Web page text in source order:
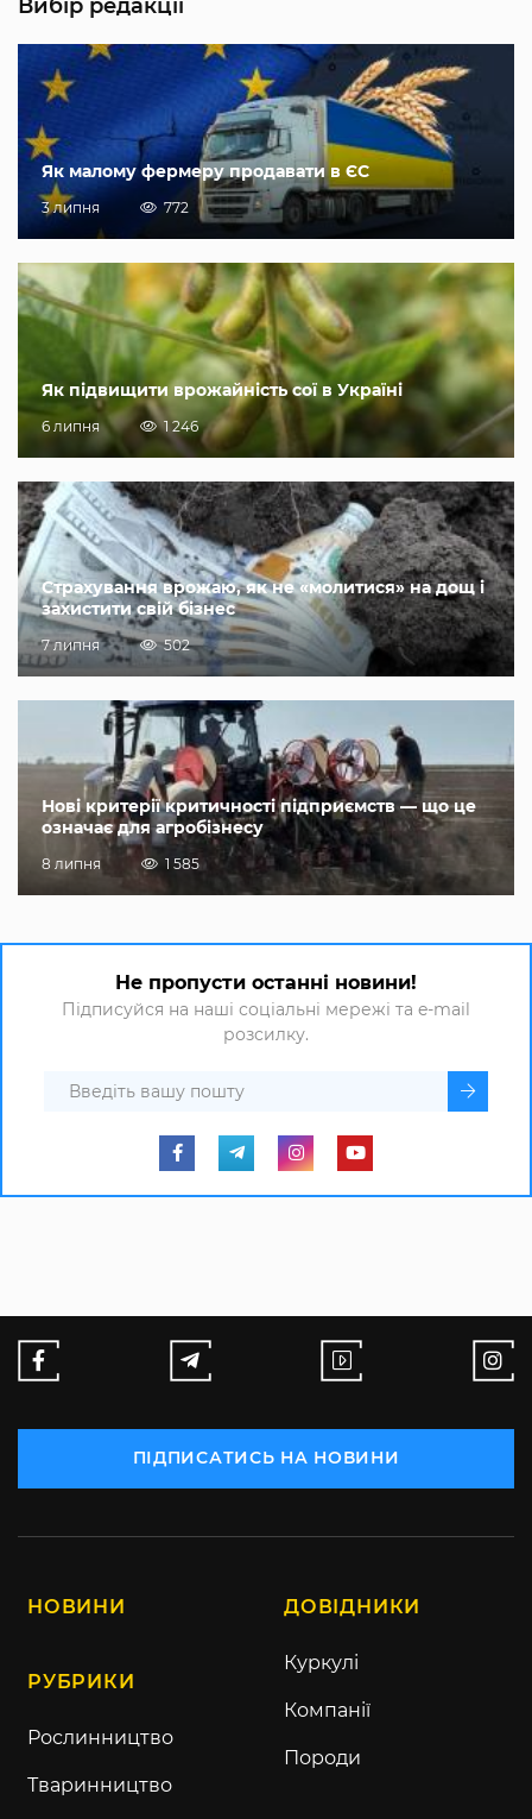
Вибір редакції
Як малому фермеру продавати в ЄС
3 липня 772
Як підвищити врожайність сої в Україні
6 липня 1 246
Страхування врожаю, як не «молитися» на дощ і
захистити свій бізнес
7 липня 502
Нові критерії критичності підприємств — що це
означає для агробізнесу
8 липня 1 585
Не пропусти останні новини!
Підписуйся на наші соціальні мережі та e-mail
розсилку.
ПІДПИСАТИСЬ НА НОВИНИ
НОВИНИ
РУБРИКИ
Рослинництво
Тваринництво
ДОВІДНИКИ
Куркулі
Компанії
Породи